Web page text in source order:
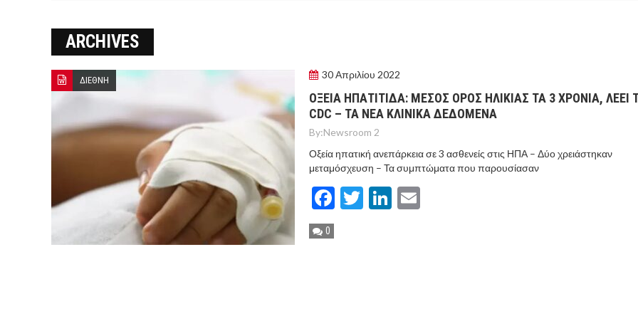
ΣΠΕΥΔΟΥΝ ΝΑ ΚΑΘΗΣΥΧΑΣΟΥΝ ΤΟΥΣ ΓΕΙΤΟΝΕΣ ΤΟΥΡΚΙΑ ΚΑΙ ΣΑΟΥΔΙΚΗ ΑΡΑΒΙΑ
ΜΕΤΑ ΤΗΝ ΑΜΥΝΤΙΚΗ ΣΥΜΦΩΝΙΑ – “ΔΕΝ ΣΤΟΧΕΥΟΥΜΕ ΚΑΝΕΝΑ” ΛΕΕΙ Η ΑΓΚΥΡΑ
ARCHIVES
ΔΙΕΘΝΗ 30 Απριλίου 2022
ΟΞΕΙΑ ΗΠΑΤΙΤΙΔΑ: ΜΕΣΟΣ ΟΡΟΣ ΗΛΙΚΙΑΣ ΤΑ 3 ΧΡΟΝΙΑ, ΛΕΕΙ
CDC – ΤΑ ΝΕΑ ΚΛΙΝΙΚΑ ΔΕΔΟΜΕΝΑ
By:Newsroom 2
Οξεία ηπατική ανεπάρκεια σε 3 ασθενείς στις ΗΠΑ – Δύο χρειάστηκαν
μεταμόσχευση – Τα συμπτώματα που παρουσίασαν
Facebook
TwitterLinkedIn
0